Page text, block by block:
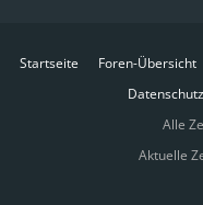
Startseite Foren-Übersicht
Datenschutz
Alle
Aktuelle